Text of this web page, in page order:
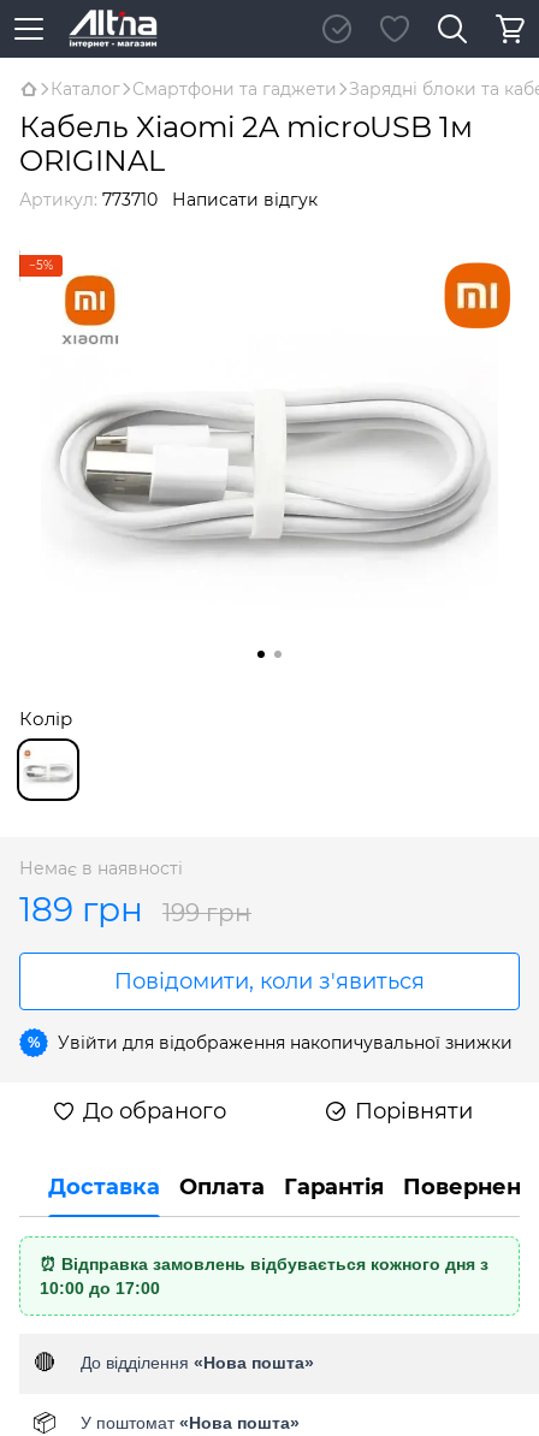
Каталог Смартфони та гаджети Зарядні блоки та
Кабель Xiaomi 2A microUSB 1м
ORIGINAL
Артикул: 773710 Написати відгук
−5%
Колір
Немає в наявності
189 грн 199 грн
Повідомити, коли з'явиться
% Увійти для відображення накопичувальної знижки
До обраного Порівняти
Доставка Оплата Гарантія
⏰ Відправка замовлень відбувається кожного дня з
10:00 до 17:00
🔴 До відділення «Нова пошта»
📦 У поштомат«Нова пошта»